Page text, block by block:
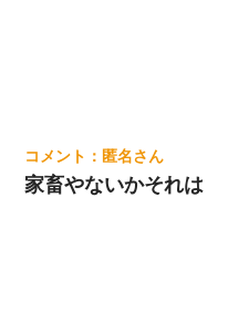
匿名
家畜やないかそれは